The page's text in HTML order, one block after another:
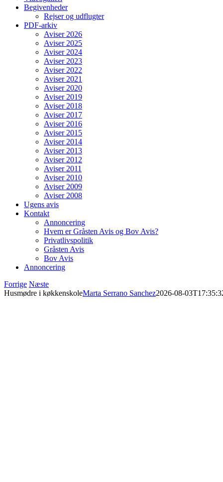
Begivenheder
Rejser og udflugter
PDF-arkiv
Aviser 2026
Aviser 2025
Aviser 2024
Aviser 2023
Aviser 2022
Aviser 2021
Aviser 2020
Aviser 2019
Aviser 2018
Aviser 2017
Aviser 2016
Aviser 2015
Aviser 2014
Aviser 2013
Aviser 2012
Aviser 2011
Aviser 2010
Aviser 2009
Aviser 2008
Ugens avis
Kontakt
Annoncering
Hvem er Gråsten Avis og Bov Avis?
Privatlivspolitik
Gråsten Avis
Bov Avis
Annoncering
Forrige Næste
Husmødre i køkkenskoleMarta Serrano Sanchez2026-08-